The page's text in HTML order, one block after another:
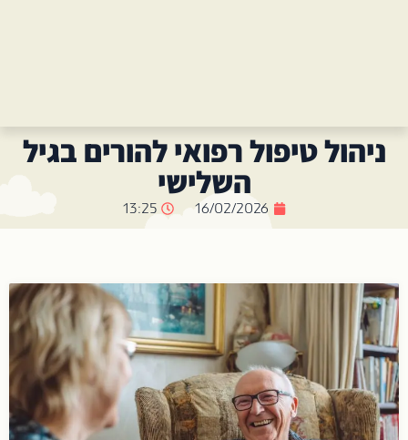
ניהול טיפול רפואי להורים בגיל
השלישי
16/02/2026
13:25